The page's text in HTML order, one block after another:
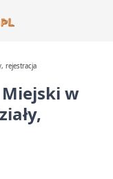
rejestracja
w